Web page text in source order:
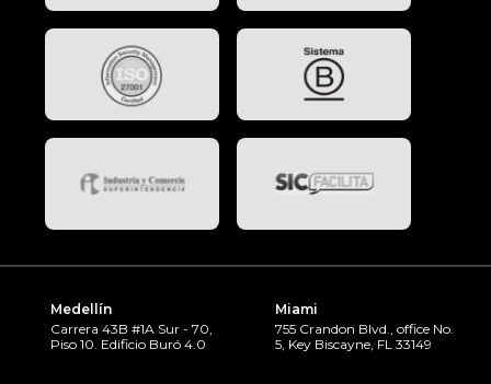
Medellín
Carrera 43B #1A Sur - 70,
Piso 10. Edificio Buró 4.0
Miami
755 Crandon Blvd., office No.
5, Key Biscayne, FL 33149